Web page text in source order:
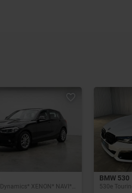
* d EfficientDynamics* XENON* NAVI* CLIM* 5 PORTES*
BMW 530